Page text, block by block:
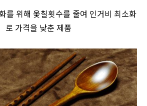
를 위해 옻칠횟수를 줄여 인거비 최소화
로 가격을 낮춘 제품